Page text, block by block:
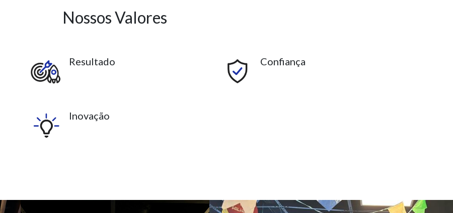
Nossos Valores
Resultado Confiança
Inovação